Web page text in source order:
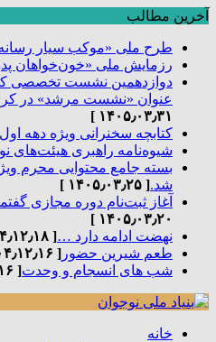
آخرین مطالب
طرح ملی «موکب سیار
رزمایش ملی «خون‌خواهان
دوازدهمین نشست تخصصی
عنوان «نشست مرشد» در
۱۴۰۵٫۰۳٫۳۱ ]
کتابچه سخنرانی ویژه دهه
شیوه‌نامه راهبری هیئت‌های
بسته جامع محتوایی محرم
شد.[ ۱۴۰۵٫۰۳٫۲۵ ]
آغاز ثبت‌نام دوره مجازی
۱۴۰۵٫۰۳٫۲۰ ]
نهضت ادامه دارد …[ ۱۴۰۴٫۱۲٫۱۸ ]
طعم شیرین حضور [ ۱۴۰۴٫۱۲٫۱۶ ]
شب های انسجام و وحدت[ ۱۴۰۴٫۱۲٫۱۶ ]
خانه